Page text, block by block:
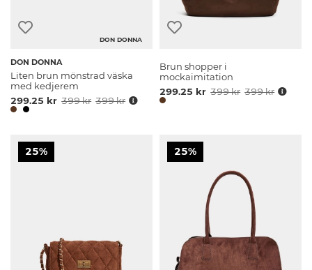
DON DONNA
DON DONNA
Liten brun mönstrad väska
med kedjerem
299.25 kr 399 kr 399 kr
Brun shopper i
mockaimitation
299.25 kr 399 kr 399 kr
25% 25%